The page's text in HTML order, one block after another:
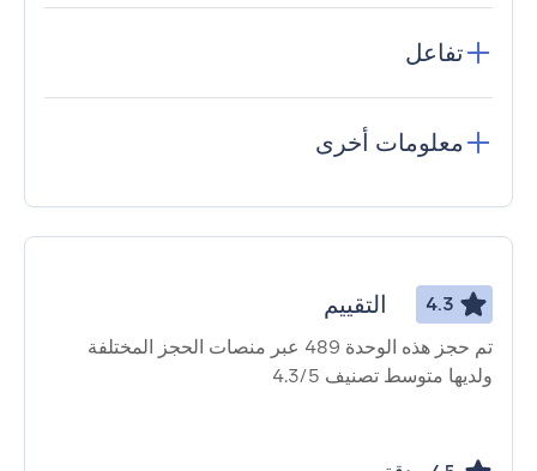
تفاعل
معلومات أخرى
4.3 التقييم
تم حجز هذه الوحدة 489 عبر منصات الحجز المختلفة
ولديها متوسط ​​تصنيف 4.3/5